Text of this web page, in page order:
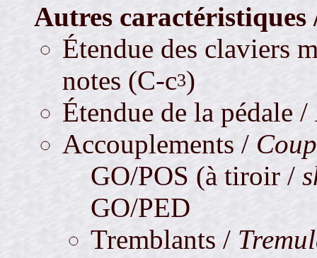
Autres
Étendue des claviers
notes (C-c3)
Étendue de la pédale /
Accouplements /
GO/POS (à tiroir /
GO/PED
Tremblants /